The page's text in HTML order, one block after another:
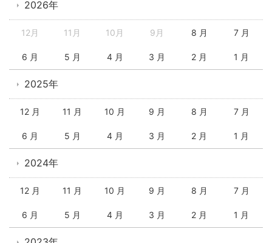
2026年
12月 11月 10月 9月 8 月 7 月
6 月 5 月 4 月 3 月 2 月 1 月
2025年
12 月 11 月 10 月 9 月 8 月 7 月
6 月 5 月 4 月 3 月 2 月 1 月
2024年
12 月 11 月 10 月 9 月 8 月 7 月
6 月 5 月 4 月 3 月 2 月 1 月